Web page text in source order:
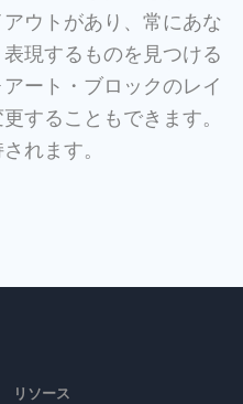
ウトがあり、常にあな
現するものを見つける
ート・ブロックのレイ
することもできます。
れます。
リソース